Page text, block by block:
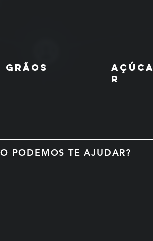
PODEMOS TE AJUDAR?
grãos
açúca
r